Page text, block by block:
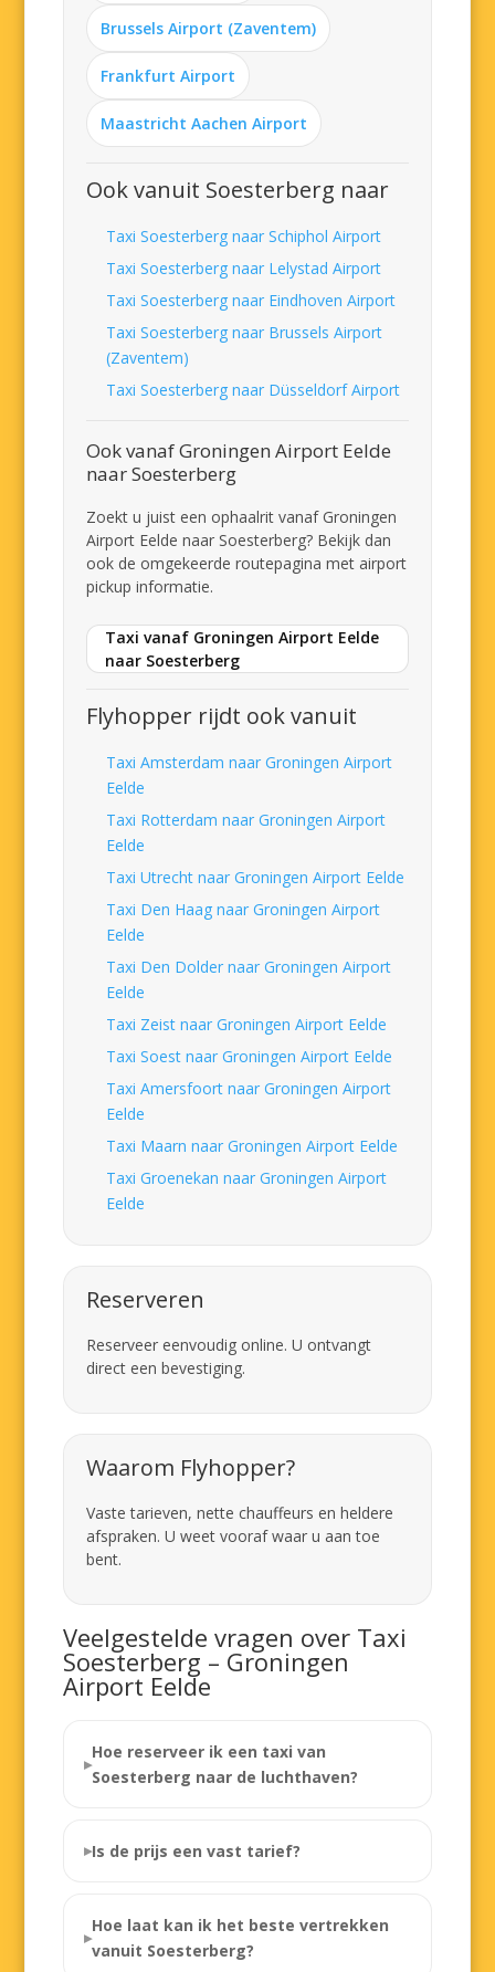
Brussels Airport (Zaventem)
Frankfurt Airport
Maastricht Aachen Airport
Ook vanuit Soesterberg naar
Taxi Soesterberg naar Schiphol Airport
Taxi Soesterberg naar Lelystad Airport
Taxi Soesterberg naar Eindhoven Airport
Taxi Soesterberg naar Brussels Airport
(Zaventem)
Taxi Soesterberg naar Düsseldorf Airport
Ook vanaf Groningen Airport Eelde
naar Soesterberg
Zoekt u juist een ophaalrit vanaf Groningen
Airport Eelde naar Soesterberg? Bekijk dan
ook de omgekeerde routepagina met airport
pickup informatie.
Taxi vanaf Groningen Airport Eelde
naar Soesterberg
Flyhopper rijdt ook vanuit
Taxi Amsterdam naar Groningen Airport
Eelde
Taxi Rotterdam naar Groningen Airport
Eelde
Taxi Utrecht naar Groningen Airport Eelde
Taxi Den Haag naar Groningen Airport
Eelde
Taxi Den Dolder naar Groningen Airport
Eelde
Taxi Zeist naar Groningen Airport Eelde
Taxi Soest naar Groningen Airport Eelde
Taxi Amersfoort naar Groningen Airport
Eelde
Taxi Maarn naar Groningen Airport Eelde
Taxi Groenekan naar Groningen Airport
Eelde
Reserveren
Reserveer eenvoudig online. U ontvangt
direct een bevestiging.
Waarom Flyhopper?
Vaste tarieven, nette chauffeurs en heldere
afspraken. U weet vooraf waar u aan toe
bent.
Veelgestelde vragen over Taxi
Soesterberg – Groningen
Airport Eelde
Hoe reserveer ik een taxi van
Soesterberg naar de luchthaven?
Is de prijs een vast tarief?
Hoe laat kan ik het beste vertrekken
vanuit Soesterberg?